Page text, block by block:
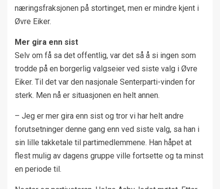
næringsfraksjonen på stortinget, men er mindre kjent i
Øvre Eiker.
Mer gira enn sist
Selv om få sa det offentlig, var det så å si ingen som
trodde på en borgerlig valgseier ved siste valg i Øvre
Eiker. Til det var den nasjonale Senterparti-vinden for
sterk. Men nå er situasjonen en helt annen.
– Jeg er mer gira enn sist og tror vi har helt andre
forutsetninger denne gang enn ved siste valg, sa han i
sin lille takketale til partimedlemmene. Han håpet at
flest mulig av dagens gruppe ville fortsette og ta minst
en periode til.